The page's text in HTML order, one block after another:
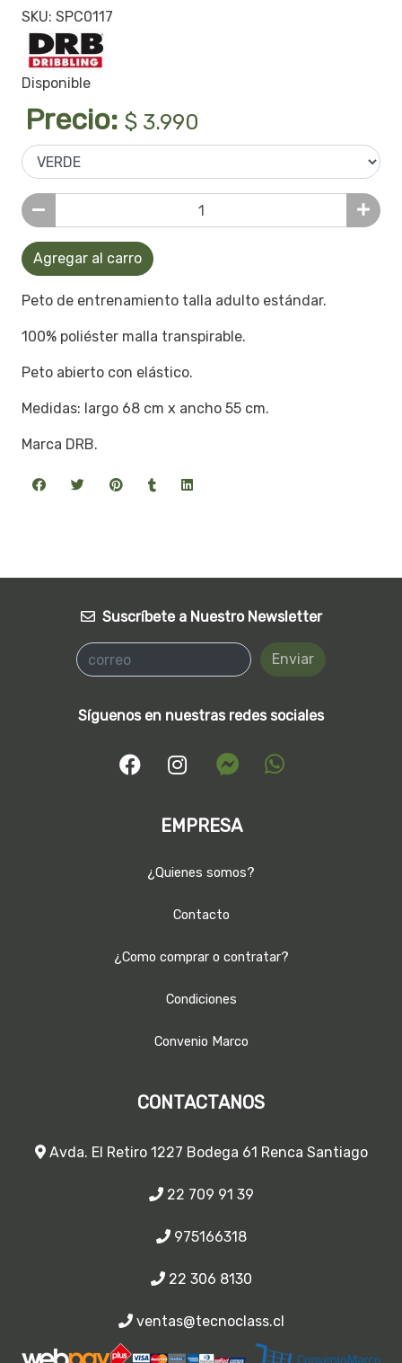
SKU: SPC0117
Disponible
Precio: $ 3.990
Agregar al carro
Peto de entrenamiento talla adulto estándar.
100% poliéster malla transpirable.
Peto abierto con elástico.
Medidas: largo 68 cm x ancho 55 cm.
Marca DRB.
Suscríbete a Nuestro Newsletter
Enviar
Síguenos en nuestras redes sociales
EMPRESA
¿Quienes somos?
Contacto
¿Como comprar o contratar?
Condiciones
Convenio Marco
CONTACTANOS
Avda. El Retiro 1227 Bodega 61 Renca Santiago
22 709 91 39
975166318
22 306 8130
ventas@tecnoclass.cl